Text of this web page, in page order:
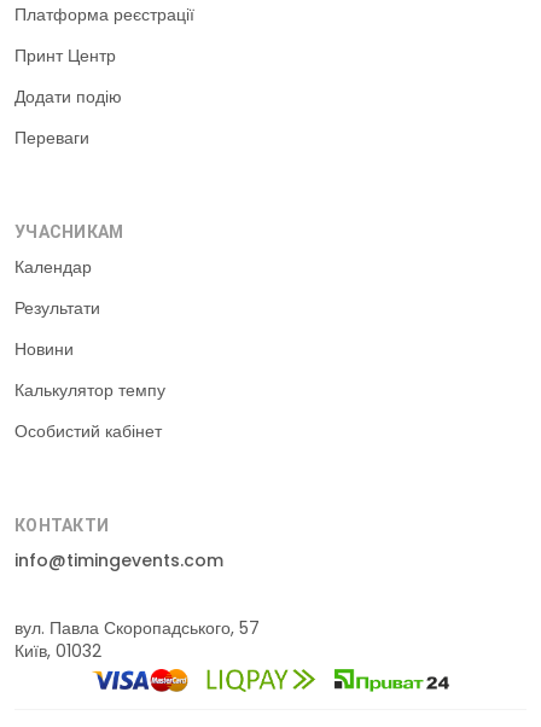
Платформа реєстрації
Принт Центр
Додати подію
Переваги
УЧАСНИКАМ
Календар
Результати
Новини
Калькулятор темпу
Особистий кабінет
КОНТАКТИ
info@timingevents.com
вул. Павла Скоропадського, 57
Київ, 01032